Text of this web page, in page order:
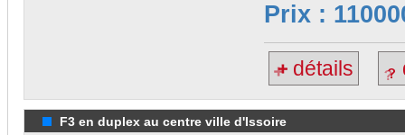
Prix :
détails
F3 en duplex au centre ville d'Issoire